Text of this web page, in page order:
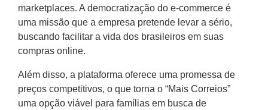
marketplaces. A democratização do e-commerce é
uma missão que a empresa pretende levar a sério,
buscando facilitar a vida dos brasileiros em suas
compras online.
Além disso, a plataforma oferece uma promessa de
preços competitivos, o que torna o “Mais Correios”
uma opção viável para famílias em busca de